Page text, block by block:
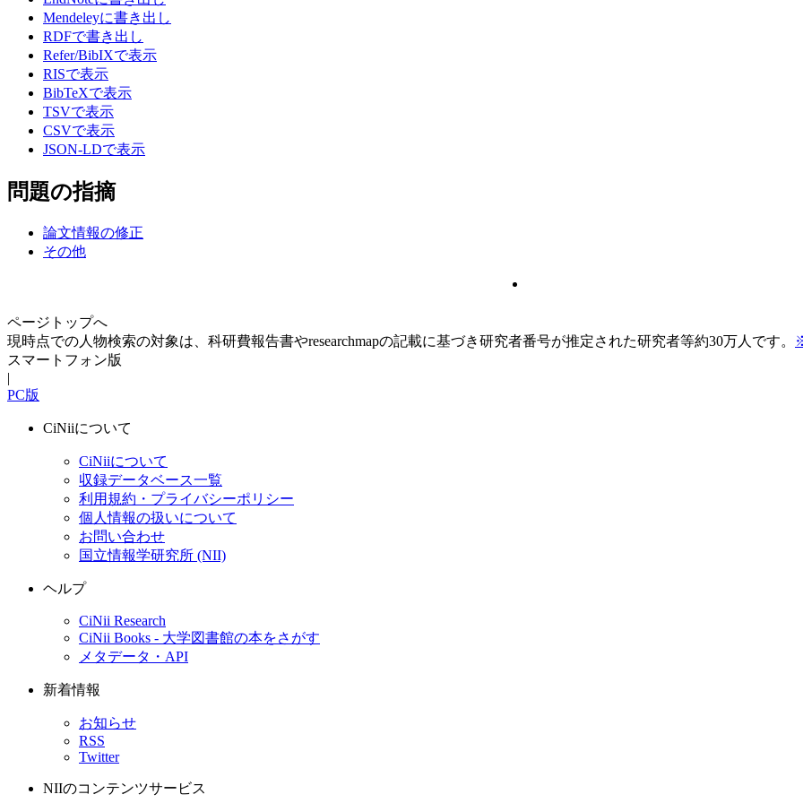
Mendeleyに書き出し
RDFで書き出し
Refer/BibIXで表示
RISで表示
BibTeXで表示
TSVで表示
CSVで表示
JSON-LDで表示
問題の指摘
論文情報の修正
その他
ページトップへ
現時点での人物検索の対象は、科研費報告書やresearchmapの記載に基づき研究者番号が推定された研究者等約30万人です。
スマートフォン版
|
PC版
CiNiiについて
CiNiiについて
収録データベース一覧
利用規約・プライバシーポリシー
個人情報の扱いについて
お問い合わせ
国立情報学研究所 (NII)
ヘルプ
CiNii Research
CiNii Books - 大学図書館の本をさがす
メタデータ・API
新着情報
お知らせ
RSS
Twitter
NIIのコンテンツサービス